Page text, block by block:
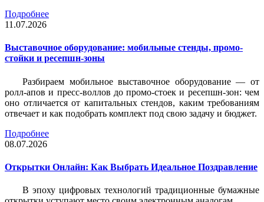
Подробнее
11.07.2026
Выставочное оборудование: мобильные стенды, промо-
стойки и ресепшн-зоны
Разбираем мобильное выставочное оборудование — от
ролл-апов и пресс-воллов до промо-стоек и ресепшн-зон: чем
оно отличается от капитальных стендов, каким требованиям
отвечает и как подобрать комплект под свою задачу и бюджет.
Подробнее
08.07.2026
Открытки Онлайн: Как Выбрать Идеальное Поздравление
В эпоху цифровых технологий традиционные бумажные